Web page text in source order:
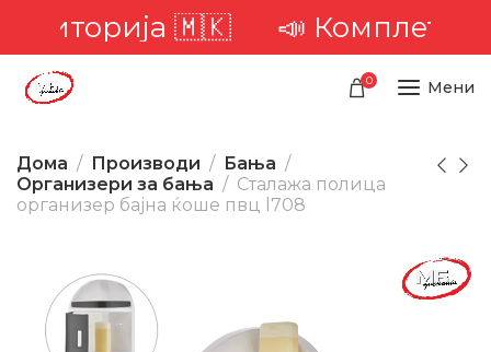
🇲🇰 📣 Комплетна
0 Мени
Дома Производи
Бања
Организери за бања
Сталажа полица
организер бајна ќоше пвц l708